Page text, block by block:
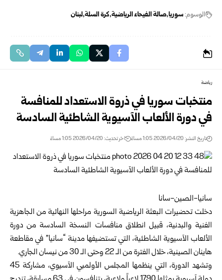
الوسوم:سوريا صالة الفيحاء الرياضية كرة السلة لبنان
رياضة
منتخبات سوريا في ذروة الاستعداد للمنافسة
في دورة الألعاب الآسيوية الشاطئية السادسة
تاريخ النشر: 2026/04/20 1:05 مساءً اخر تحديث: 2026/04/20 1:05 مساءً
سانيا-الصين-سانا
دخلت تحضيرات البعثة الرياضية السورية مراحلها النهائية من الجاهزية
الفنية والبدنية، قبيل انطلاق منافسات النسخة السادسة من دورة
الألعاب الآسيوية الشاطئية، التي تستضيفها مدينة “سانيا” في مقاطعة
هاينان الصينية، خلال الفترة من الـ 22 وحتى الـ 30 من نيسان الجاري.
وتشهد الدورة، التي ينظمها المجلس الأولمبي الآسيوي، مشاركة 45